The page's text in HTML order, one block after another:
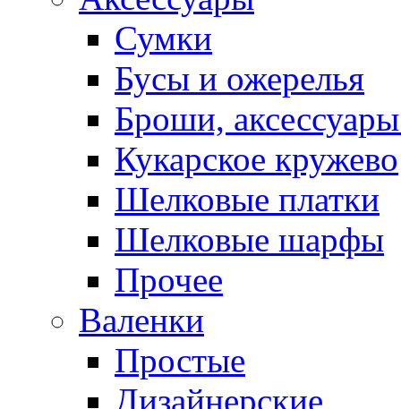
Сумки
Бусы и ожерелья
Броши,
Кукарское кружево
Шелковые платки
Шелковые шарфы
Прочее
Валенки
Простые
Дизайнерские